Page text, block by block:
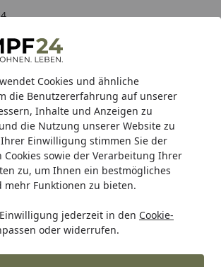
Cookies und ähnliche
die Benutzererfahrung auf unserer
Inhalte und Anzeigen zu
die Nutzung unserer Website zu
Einwilligung stimmen Sie der
Cookies sowie der Verarbeitung Ihrer
zu, um Ihnen ein bestmögliches
Funktionen zu bieten.
jederzeit in den Cookie-
oder widerrufen.
App Store
Hotline
gratis Sandfilteranlage & Pool-
(Gesamtwert bis 468,99€)
Ferienhäuser Ferienhäuser
ohne